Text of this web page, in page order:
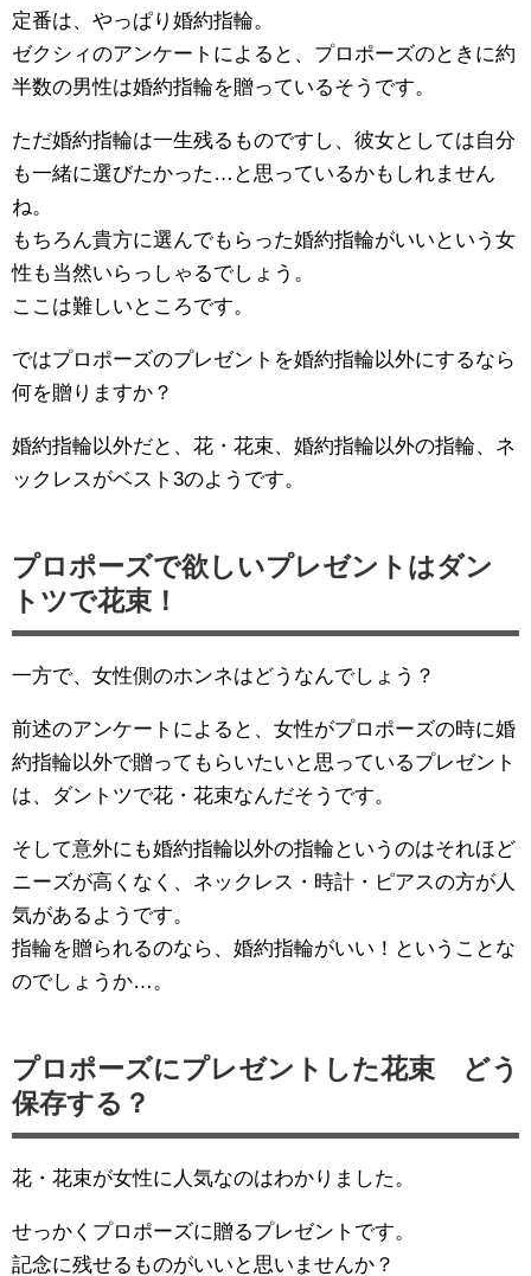
定番は、やっぱり婚約指輪。
ゼクシィのアンケートによると、プロポーズのときに約
半数の男性は婚約指輪を贈っているそうです。
ただ婚約指輪は一生残るものですし、彼女としては自分
も一緒に選びたかった…と思っているかもしれません
ね。
もちろん貴方に選んでもらった婚約指輪がいいという女
性も当然いらっしゃるでしょう。
ここは難しいところです。
ではプロポーズのプレゼントを婚約指輪以外にするなら
何を贈りますか？
婚約指輪以外だと、花・花束、婚約指輪以外の指輪、ネ
ックレスがベスト3のようです。
プロポーズで欲しいプレゼントはダン
トツで花束！
一方で、女性側のホンネはどうなんでしょう？
前述のアンケートによると、女性がプロポーズの時に婚
約指輪以外で贈ってもらいたいと思っているプレゼント
は、ダントツで花・花束なんだそうです。
そして意外にも婚約指輪以外の指輪というのはそれほど
ニーズが高くなく、ネックレス・時計・ピアスの方が人
気があるようです。
指輪を贈られるのなら、婚約指輪がいい！ということな
のでしょうか…。
プロポーズにプレゼントした花束 どう
保存する？
花・花束が女性に人気なのはわかりました。
せっかくプロポーズに贈るプレゼントです。
記念に残せるものがいいと思いませんか？